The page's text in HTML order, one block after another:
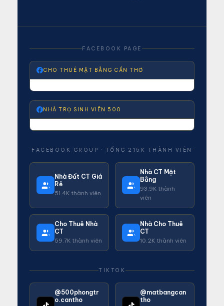
FACEBOOK PAGE
CHO THUÊ MẶT BẰNG CẦN THƠ
NHÀ TRỌ SINH VIÊN 500
FACEBOOK GROUP · TỔNG 215K THÀNH VIÊN
Nhà Đất CT Giá
Rẻ
51.4K thành viên
Nhà CT Mặt
Bằng
93.9K thành
viên
Cho Thuê Nhà
CT
59.7K thành viên
Nhà Cho Thuê
CT
10.2K thành viên
TIKTOK
@500phongtr
o.cantho
@matbangcan
tho